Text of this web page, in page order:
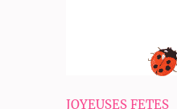
Navigation
JOYEUSES FETES